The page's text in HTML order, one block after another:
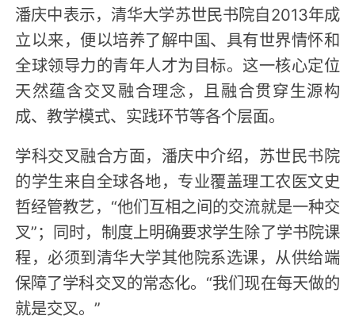
潘庆中表示，清华大学苏世民书院自2013年成
立以来，便以培养了解中国、具有世界情怀和
全球领导力的青年人才为目标。这一核心定位
天然蕴含交叉融合理念，且融合贯穿生源构
成、教学模式、实践环节等各个层面。
学科交叉融合方面，潘庆中介绍，苏世民书院
的学生来自全球各地，专业覆盖理工农医文史
哲经管教艺，“他们互相之间的交流就是一种交
叉”；同时，制度上明确要求学生除了学书院课
程，必须到清华大学其他院系选课，从供给端
保障了学科交叉的常态化。“我们现在每天做的
就是交叉。”